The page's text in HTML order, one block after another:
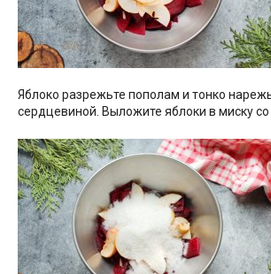
Яблоко разрежьте пополам и тонко
сердцевиной. Выложите яблоки в миску со